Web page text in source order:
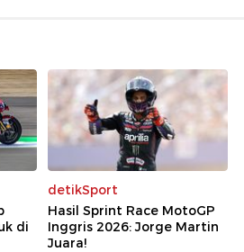
di
detikSport
Hasil Sprint Race MotoGP
Inggris 2026: Jorge Martin
Juara!